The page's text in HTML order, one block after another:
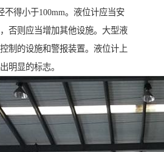
不得小于100mm。液位计应当安
否则应当增加其他设施。大型液
制的设施和警报装置。液位计上
明显的标志。